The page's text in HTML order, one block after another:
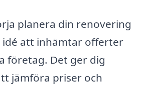
planera din renovering
idé att inhämtar offerter
företag. Det ger dig
jämföra priser och